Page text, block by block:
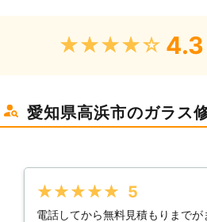
★★★★★ 4.3
愛知県高浜市のガラス
★★★★★ 5
電話してから無料見積もりまで